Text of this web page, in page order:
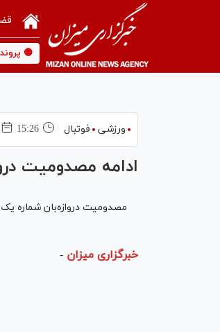
🟡
ورزشی فوتبال 15:26
ادامه مصدوميت
مصدومیت دروازه‌بان شماره یک
خبرگزاری میزان -